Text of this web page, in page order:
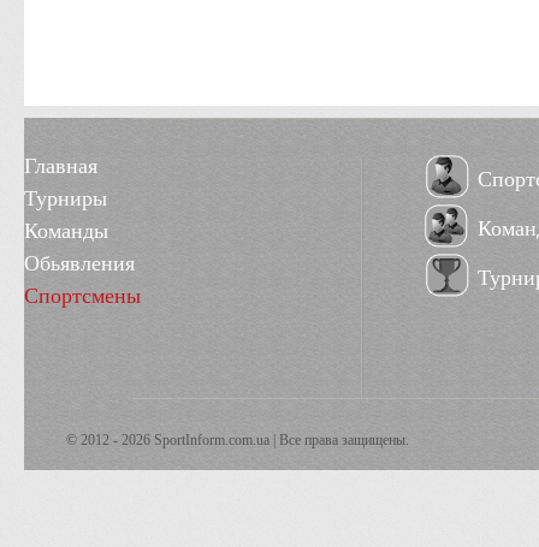
Главная
Турниры
Команды
Обьявления
Спортсмены
© 2012 - 2026 SportInform.com.ua | Все права защищены.